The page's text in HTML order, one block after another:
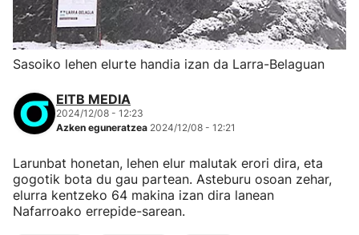
Sasoiko lehen elurte handia izan da Larra-Belaguan
EITB MEDIA
2024/12/08 - 12:23
Azken eguneratzea 2024/12/08 - 12:21
Larunbat honetan, lehen elur malutak erori dira, eta
gogotik bota du gau partean. Asteburu osoan zehar,
elurra kentzeko 64 makina izan dira lanean
Nafarroako errepide-sarean.